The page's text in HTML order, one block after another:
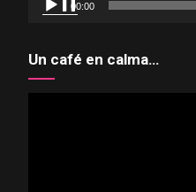
00:00
Un café en calma…